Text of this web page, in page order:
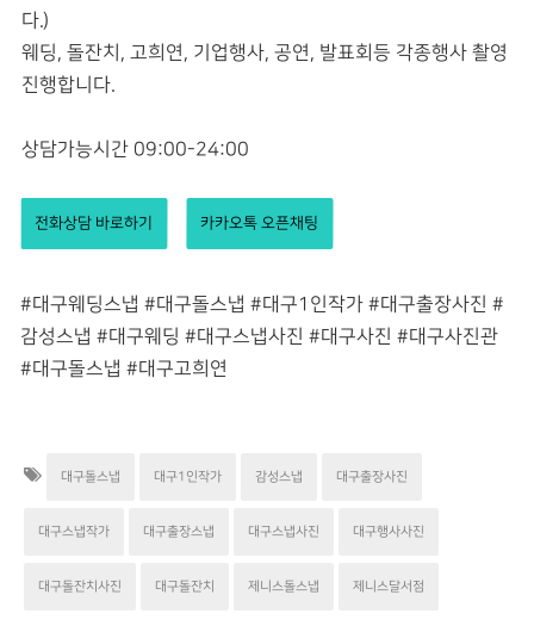
다.)
웨딩, 돌잔치, 고희연, 기업행사, 공연, 발표회등 각종행사 촬영
진행합니다.
상담가능시간 09:00-24:00
전화상담 바로하기 카카오톡 오픈채팅
#대구웨딩스냅 #대구돌스냅 #대구1인작가 #대구출장사진 #
감성스냅 #대구웨딩 #대구스냅사진 #대구사진 #대구사진관
#대구돌스냅 #대구고희연
대구돌스냅 대구1인작가 감성스냅 대구출장사진
대구스냅작가 대구출장스냅 대구스냅사진 대구행사사진
대구돌잔치사진 대구돌잔치 제니스돌스냅 제니스달서점